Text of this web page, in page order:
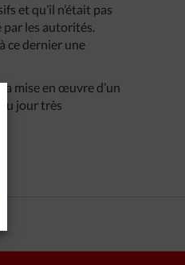
et qu’il n’était pas
par les autorités.
ce dernier une
mise en œuvre d’un
jour très